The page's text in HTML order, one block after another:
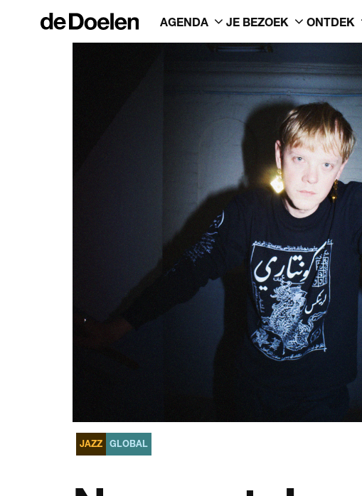
AGENDA JE BEZOEK ONTDEK
JAZZ GLOBAL